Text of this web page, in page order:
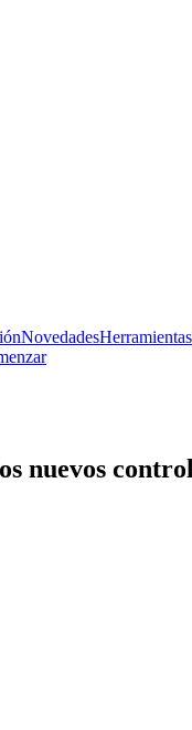
NovedadesHerramientas
nuevos